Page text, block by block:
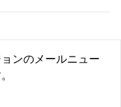
ンのメールニュー